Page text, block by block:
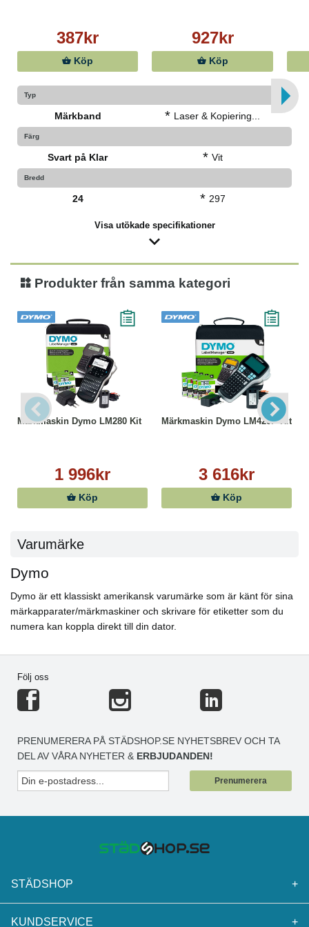
UV-resistent
387kr
Köp
927kr
Köp
Typ
Märkband * Laser & Kopiering...
Färg
Svart på Klar * Vit
Bredd
24 * 297
Visa utökade specifikationer
Produkter från samma kategori
Märkmaskin Dymo LM280 Kit
1 996kr
Köp
Märkmaskin Dymo LM420P Kit
3 616kr
Köp
Varumärke
Dymo
Dymo är ett klassiskt amerikansk varumärke som är känt för sina
märkapparater/märkmaskiner och skrivare för etiketter som du
numera kan koppla direkt till din dator.
Följ oss
PRENUMERERA PÅ STÄDSHOP.SE NYHETSBREV OCH TA
DEL AV VÅRA NYHETER & ERBJUDANDEN!
Prenumerera
STÄDSHOP +
KUNDSERVICE +